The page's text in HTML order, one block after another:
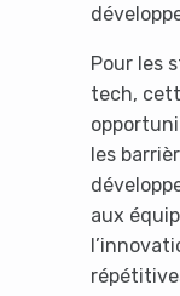
Pour les
tech,
les
aux